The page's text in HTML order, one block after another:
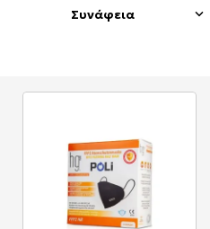
Συνάφεια 